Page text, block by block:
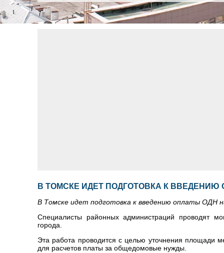
В ТОМСКЕ ИДЕТ ПОДГОТОВКА К
В Томске идет подготовка к введению оплаты ОДН
Специалисты районных администраций проводят
города.
Эта работа проводится с целью уточнения площади
для расчетов платы за общедомовые нужды.